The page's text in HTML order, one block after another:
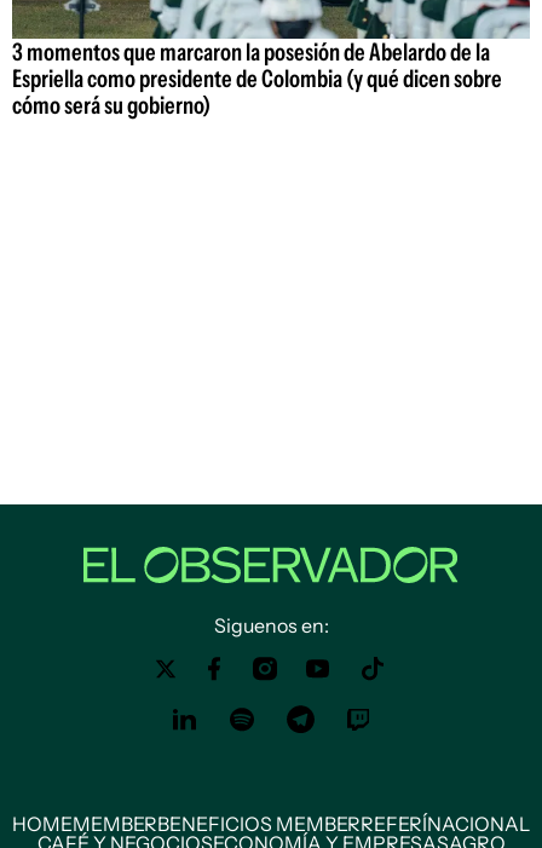
3 momentos que marcaron la posesión de Abelardo de la
Espriella como presidente de Colombia (y qué dicen sobre
cómo será su gobierno)
Siguenos en:
HOMEMEMBERBENEFICIOS MEMBERREFERÍNACIONAL
CAFÉ Y NEGOCIOSECONOMÍA Y EMPRESASAGRO